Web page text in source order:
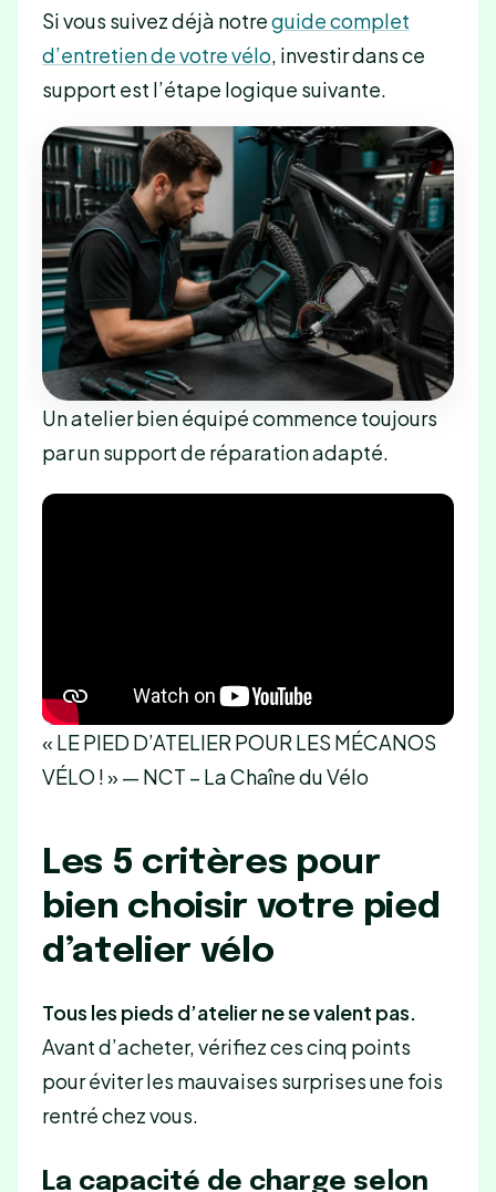
Si vous suivez déjà notreguide complet
d’entretien de votre vélo, investir dans ce
support est l’étape logique suivante.
Un atelier bien équipé commence toujours
par un support de réparation adapté.
« LE PIED D’ATELIER POUR LES MÉCANOS
VÉLO ! » — NCT – La Chaîne du Vélo
Les 5 critères pour
bien choisir votre pied
d’atelier vélo
Tous les pieds d’atelier ne se valent pas.
Avant d’acheter, vérifiez ces cinq points
pour éviter les mauvaises surprises une fois
rentré chez vous.
La capacité de charge selon